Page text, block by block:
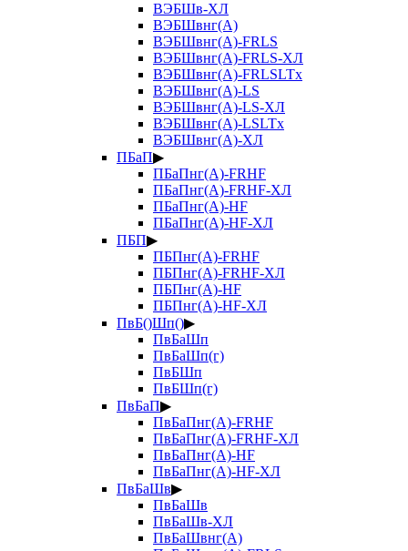
ВЭБШв-ХЛ
ВЭБШвнг(А)
ВЭБШвнг(А)-FRLS
ВЭБШвнг(А)-FRLS-ХЛ
ВЭБШвнг(А)-FRLSLTx
ВЭБШвнг(А)-LS
ВЭБШвнг(А)-LS-ХЛ
ВЭБШвнг(А)-LSLTx
ВЭБШвнг(А)-ХЛ
ПБаП▶
ПБаПнг(А)-FRHF
ПБаПнг(А)-FRHF-ХЛ
ПБаПнг(А)-HF
ПБаПнг(А)-HF-ХЛ
ПБП▶
ПБПнг(А)-FRHF
ПБПнг(А)-FRHF-ХЛ
ПБПнг(А)-HF
ПБПнг(А)-HF-ХЛ
ПвБ()Шп()▶
ПвБаШп
ПвБаШп(г)
ПвБШп
ПвБШп(г)
ПвБаП▶
ПвБаПнг(А)-FRHF
ПвБаПнг(А)-FRHF-ХЛ
ПвБаПнг(А)-HF
ПвБаПнг(А)-HF-ХЛ
ПвБаШв▶
ПвБаШв
ПвБаШв-ХЛ
ПвБаШвнг(А)